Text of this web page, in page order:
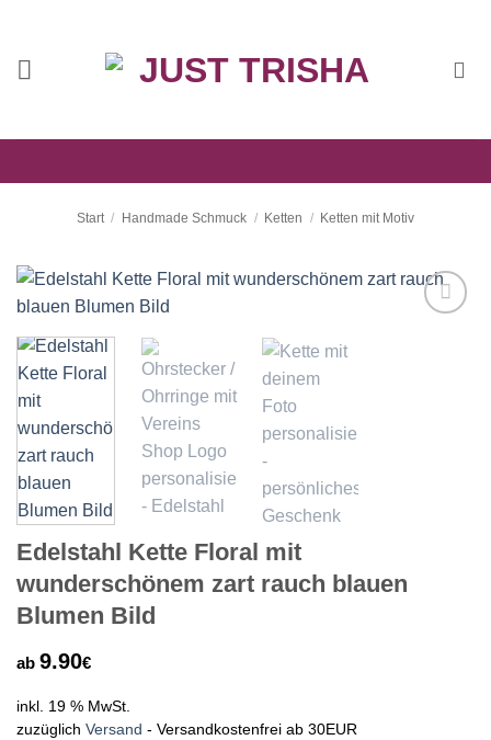
springen
Start / Handmade Schmuck / Ketten / Ketten mit Motiv
Edelstahl Kette Floral mit
wunderschönem zart rauch blauen
Blumen Bild
ab 9.90€
inkl. 19 % MwSt.
zuzüglich Versand - Versandkostenfrei ab 30EUR